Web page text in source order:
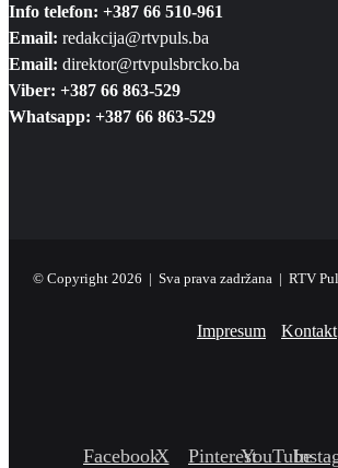
Info telefon: +387 66 510-961
Email: redakcija@rtvpuls.ba
Email: direktor@rtvpulsbrcko.ba
Viber: +387 66 863-529
Whatsapp: +387 66 863-529
© Copyright 2026 | Sva prava zadržana | RTV
Impresum Kontakt
FacebookX PinterestYouTube